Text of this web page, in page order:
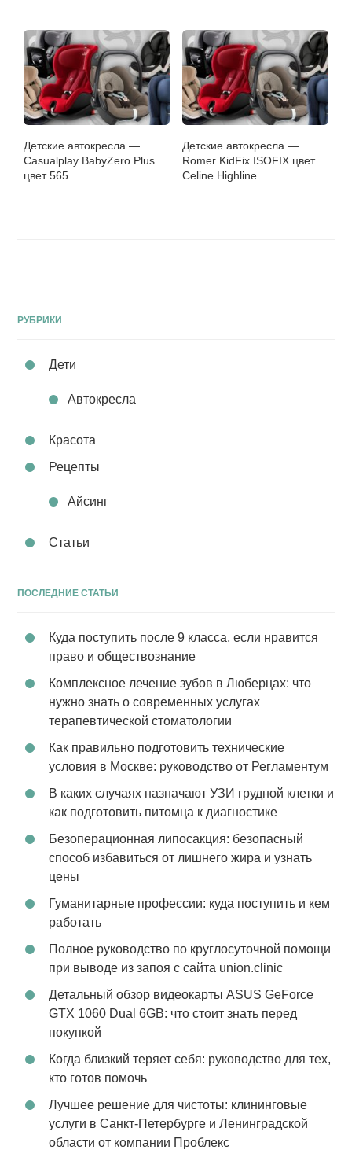
Детские автокресла —
Casualplay BabyZero Plus
цвет 565
Детские автокресла —
Romer KidFix ISOFIX цвет
Celine Highline
РУБРИКИ
Дети
Автокресла
Красота
Рецепты
Айсинг
Статьи
ПОСЛЕДНИЕ СТАТЬИ
Куда поступить после 9 класса, если нравится
право и обществознание
Комплексное лечение зубов в Люберцах: что
нужно знать о современных услугах
терапевтической стоматологии
Как правильно подготовить технические
условия в Москве: руководство от Регламентум
В каких случаях назначают УЗИ грудной клетки и
как подготовить питомца к диагностике
Безоперационная липосакция: безопасный
способ избавиться от лишнего жира и узнать
цены
Гуманитарные профессии: куда поступить и кем
работать
Полное руководство по круглосуточной помощи
при выводе из запоя с сайта union.clinic
Детальный обзор видеокарты ASUS GeForce
GTX 1060 Dual 6GB: что стоит знать перед
покупкой
Когда близкий теряет себя: руководство для тех,
кто готов помочь
Лучшее решение для чистоты: клининговые
услуги в Санкт-Петербурге и Ленинградской
области от компании Проблекс